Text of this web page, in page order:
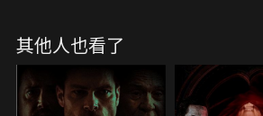
卻在此時離奇失蹤了，心急如焚的蘿拉
蒙，卻意外在孤兒院裡挖掘出一批屍
兒院有什麼不為人知的過去？當她更加
才赫然發現，在這神秘的孤兒院裡，住
其他人也看了